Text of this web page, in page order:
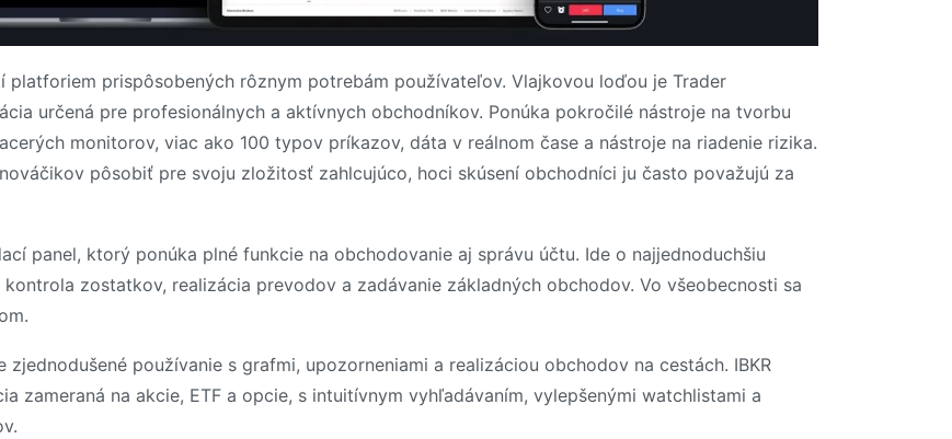
prispôsobených rôznym potrebám používateľov. Vlajkovou loďou je Trader
určená pre profesionálnych a aktívnych obchodníkov. Ponúka pokročilé nástroje na tvorbu
monitorov, viac ako 100 typov príkazov, dáta v reálnom čase a nástroje na riadenie rizika.
pôsobiť pre svoju zložitosť zahlcujúco, hoci skúsení obchodníci ju často považujú za
panel, ktorý ponúka plné funkcie na obchodovanie aj správu účtu. Ide o najjednoduchšiu
zostatkov, realizácia prevodov a zadávanie základných obchodov. Vo všeobecnosti sa
používanie s grafmi, upozorneniami a realizáciou obchodov na cestách. IBKR
zameraná na akcie, ETF a opcie, s intuitívnym vyhľadávaním, vylepšenými watchlistami a